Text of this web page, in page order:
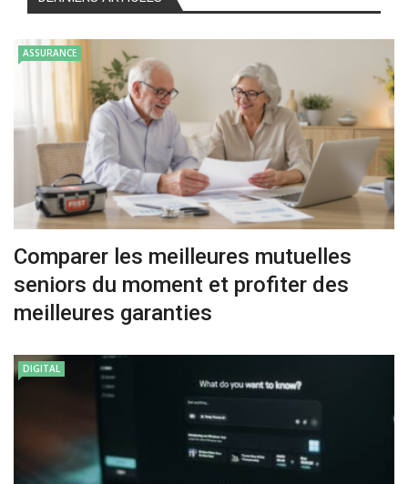
ASSURANCE
Comparer les meilleures mutuelles
seniors du moment et profiter des
meilleures garanties
DIGITAL